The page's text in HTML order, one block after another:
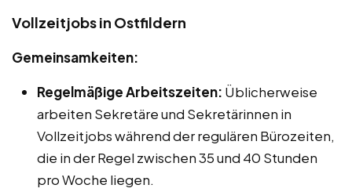
Vollzeitjobs in Ostfildern
Gemeinsamkeiten:
Regelmäßige Arbeitszeiten: Üblicherweise
arbeiten Sekretäre und Sekretärinnen in
Vollzeitjobs während der regulären Bürozeiten,
die in der Regel zwischen 35 und 40 Stunden
pro Woche liegen.